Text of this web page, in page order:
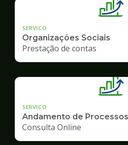
SERVICO
Organizações Sociais
Prestação de contas
SERVICO
Andamento de
Consulta Online